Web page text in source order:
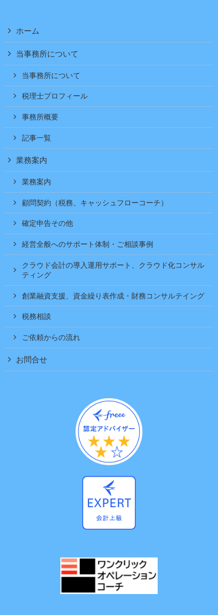
ホーム
当事務所について
当事務所について
税理士プロフィール
事務所概要
記事一覧
業務案内
業務案内
顧問契約（税務、キャッシュフローコーチ）
確定申告その他
経営全般へのサポート体制・ご相談事例
クラウド会計の導入運用サポート、クラウド化コンサル
ティング
創業融資支援、資金繰り表作成・財務コンサルテイング
税務相談
ご依頼からの流れ
お問合せ